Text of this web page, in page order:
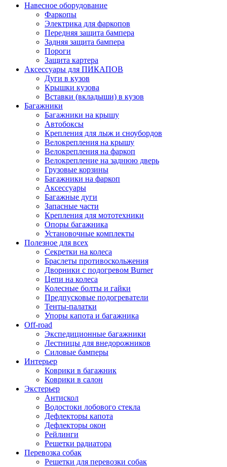
Навесное оборудование
Фаркопы
Электрика для фаркопов
Передняя защита бампера
Задняя защита бампера
Пороги
Защита картера
Аксессуары для ПИКАПОВ
Дуги в кузов
Крышки кузова
Вставки (вкладыши) в кузов
Багажники
Багажники на крышу
Автобоксы
Крепления для лыж и сноубордов
Велокрепления на крышу
Велокрепления на фаркоп
Велокрепление на заднюю дверь
Грузовые корзины
Багажники на фаркоп
Аксессуары
Багажные дуги
Запасные части
Крепления для мототехники
Опоры багажника
Установочные комплекты
Полезное для всех
Секретки на колеса
Браслеты противоскольжения
Дворники с подогревом Burner
Цепи на колеса
Колесные болты и гайки
Предпусковые подогреватели
Тенты-палатки
Упоры капота и багажника
Off-road
Экспедиционные багажники
Лестницы для внедорожников
Силовые бамперы
Интерьер
Коврики в багажник
Коврики в салон
Экстерьер
Антискол
Водостоки лобового стекла
Дефлекторы капота
Дефлекторы окон
Рейлинги
Решетки радиатора
Перевозка собак
Решетки для перевозки собак